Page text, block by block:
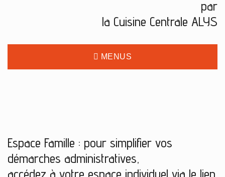
par
la Cuisine Centrale ALYS
MENUS
Espace Famille : pour simplifier vos
démarches administratives,
accédez à votre espace individuel via le lien